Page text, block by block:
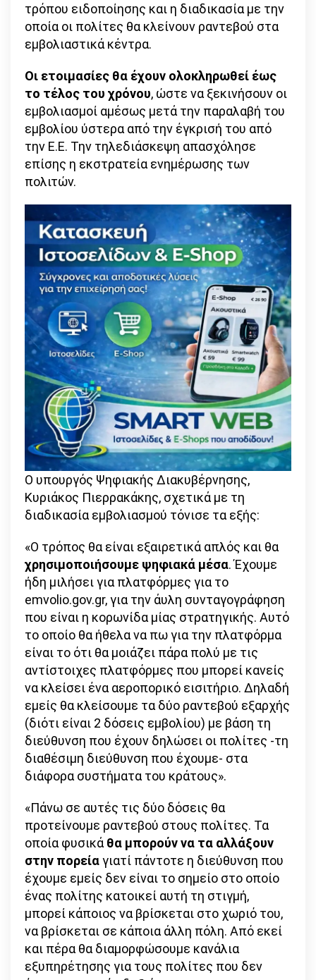
τρόπου ειδοποίησης και η διαδικασία με την
οποία οι πολίτες θα κλείνουν ραντεβού στα
εμβολιαστικά κέντρα.
Οι ετοιμασίες θα έχουν ολοκληρωθεί έως
το τέλος του χρόνου, ώστε να ξεκινήσουν οι
εμβολιασμοί αμέσως μετά την παραλαβή του
εμβολίου ύστερα από την έγκρισή του από
την Ε.Ε. Την τηλεδιάσκεψη απασχόλησε
επίσης η εκστρατεία ενημέρωσης των
πολιτών.
Ο υπουργός Ψηφιακής Διακυβέρνησης,
Κυριάκος Πιερρακάκης, σχετικά με τη
διαδικασία εμβολιασμού τόνισε τα εξής:
«Ο τρόπος θα είναι εξαιρετικά απλός και θα
χρησιμοποιήσουμε ψηφιακά μέσα. Έχουμε
ήδη μιλήσει για πλατφόρμες για το
emvolio.gov.gr, για την άυλη συνταγογράφηση
που είναι η κορωνίδα μίας στρατηγικής. Αυτό
το οποίο θα ήθελα να πω για την πλατφόρμα
είναι το ότι θα μοιάζει πάρα πολύ με τις
αντίστοιχες πλατφόρμες που μπορεί κανείς
να κλείσει ένα αεροπορικό εισιτήριο. Δηλαδή
εμείς θα κλείσουμε τα δύο ραντεβού εξαρχής
(διότι είναι 2 δόσεις εμβολίου) με βάση τη
διεύθυνση που έχουν δηλώσει οι πολίτες -τη
διαθέσιμη διεύθυνση που έχουμε- στα
διάφορα συστήματα του κράτους».
«Πάνω σε αυτές τις δύο δόσεις θα
προτείνουμε ραντεβού στους πολίτες. Τα
οποία φυσικά θα μπορούν να τα αλλάξουν
στην πορείαγιατί πάντοτε η διεύθυνση που
έχουμε εμείς δεν είναι το σημείο στο οποίο
ένας πολίτης κατοικεί αυτή τη στιγμή,
μπορεί κάποιος να βρίσκεται στο χωριό του,
να βρίσκεται σε κάποια άλλη πόλη. Από εκεί
και πέρα θα διαμορφώσουμε κανάλια
εξυπηρέτησης για τους πολίτες που δεν